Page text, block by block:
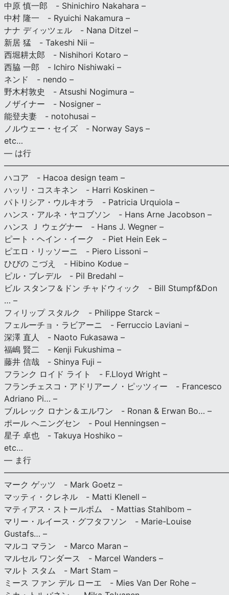
中原 慎一郎 - Shinichiro Nakahara –
中村 隆一 - Ryuichi Nakamura –
ナナ ディッツェル - Nana Ditzel –
新居 猛 - Takeshi Nii –
西堀耕太郎 - Nishihori Kotaro –
西脇 一郎 - Ichiro Nishiwaki –
ネンド - nendo –
野木村敦史 - Atsushi Nogimura –
ノザイナー - Nosigner –
能登夫妻 - notohusai –
ノルウェー・セイズ - Norway Says –
etc…
— は行
ハコア - Hacoa design team –
ハッリ・コスキネン - Harri Koskinen –
パトリシア・ウルキオラ - Patricia Urquiola –
ハンス・アルネ・ヤコブソン - Hans Arne Jacobson –
ハンス Ｊ ウェグナー - Hans J. Wegner –
ピート・ヘイン・イーク - Piet Hein Eek –
ピエロ・リッソーニ - Piero Lissoni –
ひびの こづえ - Hibino Kodue –
ピル・ブレデル - Pil Bredahl –
ビル スタンフ＆ドン チャドウィック - Bill Stumpf&Don
… –
フィリップ スタルク - Philippe Starck –
フェルーチョ・ラビアーニ - Ferruccio Laviani –
深澤 直人 - Naoto Fukasawa –
福嶋 賢二 - Kenji Fukushima –
藤井 信哉 - Shinya Fuji –
フランク ロイド ライト - F.Lloyd Wright –
フランチェスコ・アドリアーノ・ピッツィー - Francesco
Adriano Pi… –
ブルレック ロナン＆エルワン - Ronan & Erwan Bo… –
ポール ヘニングセン - Poul Henningsen –
星子 卓也 - Takuya Hoshiko –
etc…
— ま行
マーク ゲッツ - Mark Goetz –
マッティ・クレネル - Matti Klenell –
マティアス・ストールボム - Mattias Stahlbom –
マリー・ルイース・グフタフソン - Marie-Louise
Gustafs… –
マルコ マラン - Marco Maran –
マルセル ワンダース - Marcel Wanders –
マルト スタム - Mart Stam –
ミース ファン デル ローエ - Mies Van Der Rohe –